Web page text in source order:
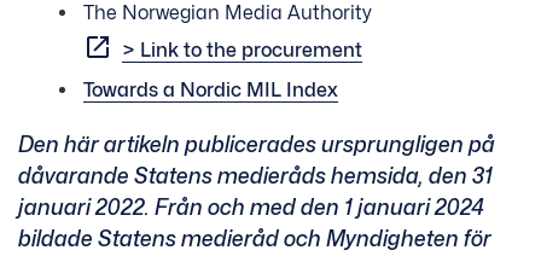
The Norwegian Media Authority
> Link to the procurement
Towards a Nordic MIL Index
Den här artikeln publicerades ursprungligen på
dåvarande Statens medieråds hemsida, den 31
januari 2022. Från och med den 1 januari 2024
bildade Statens medieråd och Myndigheten för